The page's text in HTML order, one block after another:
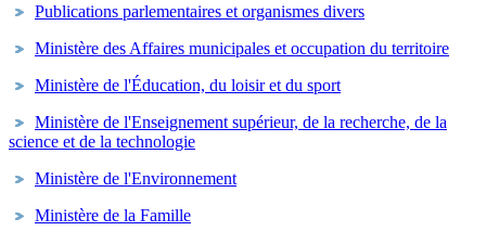
Publications parlementaires et organismes divers
Ministère des Affaires municipales et occupation du territoire
Ministère de l'Éducation, du loisir et du sport
Ministère de l'Enseignement supérieur, de la recherche, de la
science et de la technologie
Ministère de l'Environnement
Ministère de la Famille